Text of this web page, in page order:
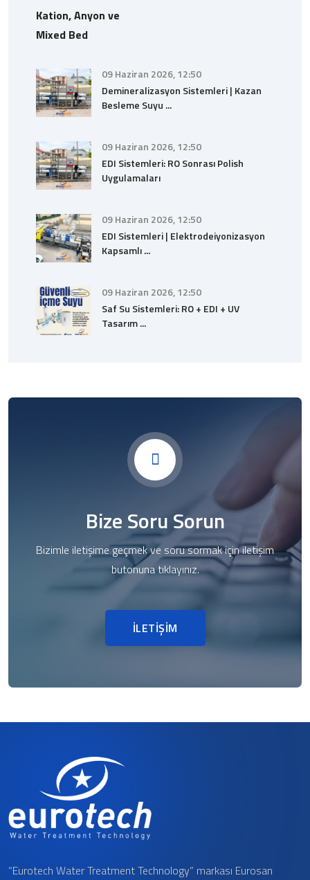
09 Haziran 2026, 12:50
Demineralizasyon Sistemleri | Kazan
Besleme Suyu ...
09 Haziran 2026, 12:50
EDI Sistemleri: RO Sonrası Polish
Uygulamaları
09 Haziran 2026, 12:50
EDI Sistemleri | Elektrodeiyonizasyon
Kapsamlı ...
09 Haziran 2026, 12:50
Saf Su Sistemleri: RO + EDI + UV
Tasarım ...
Bize Soru Sorun
Bizimle iletişime geçmek ve soru sormak için iletişim
butonuna tıklayınız.
İLETİŞİM
“Eurotech Water Treatment Technology” markası Eurosan